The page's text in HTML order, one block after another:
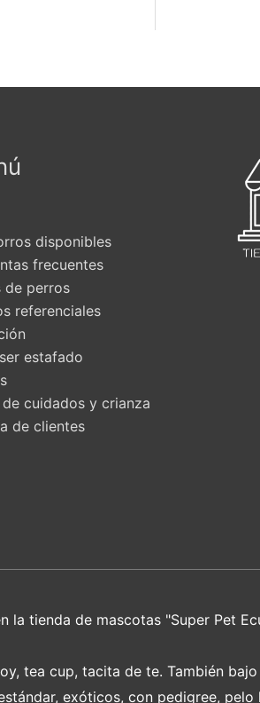
disponibles
frecuentes
de perros
referenciales
estafado
de cuidados y crianza
de clientes
la tienda de mascotas "Super Pet
tea cup, tacita de te. También
exóticos, con pedigree,